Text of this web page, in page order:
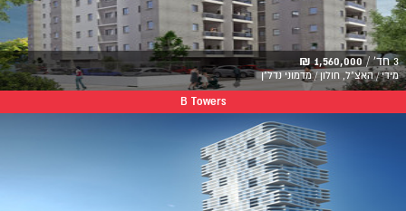
3 חד' / 1,560,000 ₪
מידי / האצ"ל, חולון / מדמוני נדל"ן
B Towers